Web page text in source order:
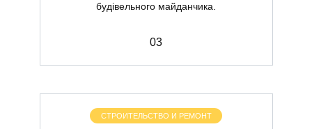
будівельного майданчика.
03
СТРОИТЕЛЬСТВО И РЕМОНТ